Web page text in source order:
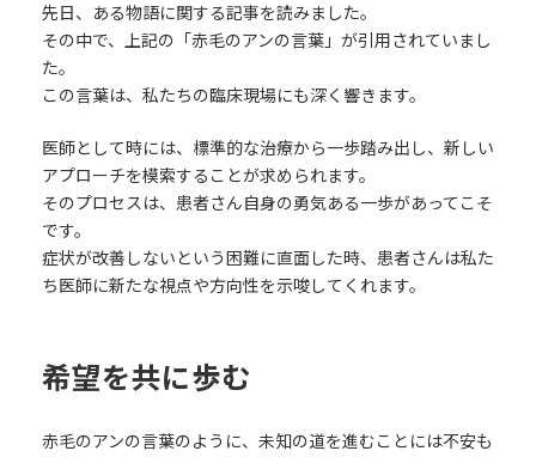
先日、ある物語に関する記事を読みました。
その中で、上記の「赤毛のアンの言葉」が引用されていまし
た。
この言葉は、私たちの臨床現場にも深く響きます。
医師として時には、標準的な治療から一歩踏み出し、新しい
アプローチを模索することが求められます。
そのプロセスは、患者さん自身の勇気ある一歩があってこそ
です。
症状が改善しないという困難に直面した時、患者さんは私た
ち医師に新たな視点や方向性を示唆してくれます。
希望を共に歩む
赤毛のアンの言葉のように、未知の道を進むことには不安も